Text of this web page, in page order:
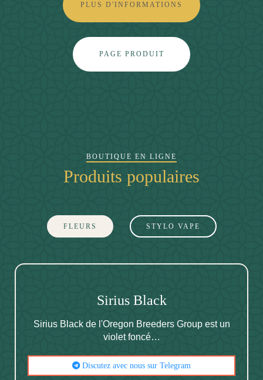
PLUS D'INFORMATIONS
PAGE PRODUIT
BOUTIQUE EN LIGNE
Produits populaires
FLEURS STYLO VAPE
Sirius Black
Sirius Black de l'Oregon Breeders Group est un
violet foncé…
Discutez avec nous sur Telegram